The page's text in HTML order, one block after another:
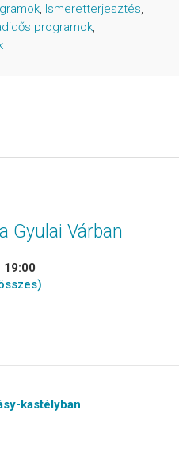
Ismeretterjesztés
programok
Gyulai Várban
19:00
kastélyban